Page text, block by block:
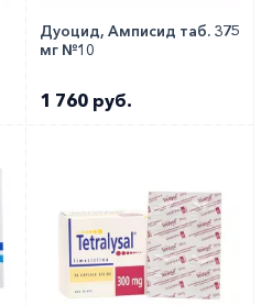
Дуоцид, Амписид таб. 375
мг №10
1 760 руб.